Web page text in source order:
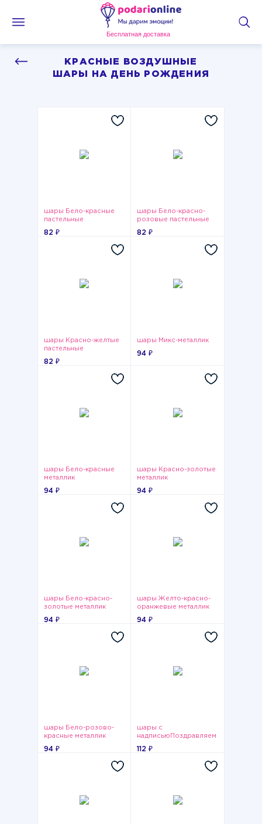
Бесплатная доставка
КРАСНЫЕ ВОЗДУШНЫЕ
ШАРЫ НА ДЕНЬ РОЖДЕНИЯ
шары Бело-красные
пастельные
82 ₽
шары Бело-красно-
розовые пастельные
82 ₽
шары Красно-желтые
пастельные
82 ₽
шары Микс-металлик
94 ₽
шары Бело-красные
металлик
94 ₽
шары Красно-золотые
металлик
94 ₽
шары Бело-красно-
золотые металлик
94 ₽
шары Желто-красно-
оранжевые металлик
94 ₽
шары Бело-розово-
красные металлик
94 ₽
шары с
надписьюПоздравляем
112 ₽